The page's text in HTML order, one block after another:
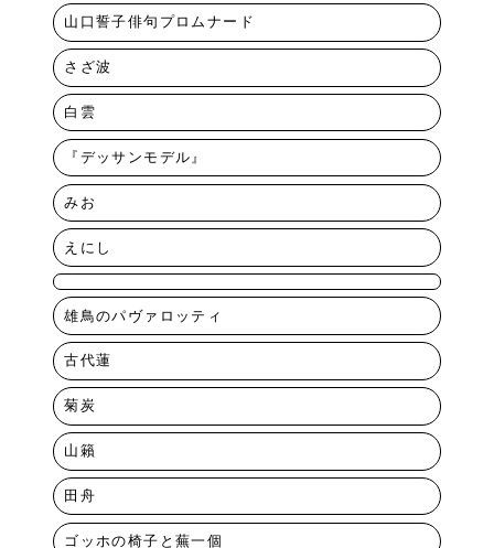
山口誓子俳句プロムナード
さざ波
白雲
『デッサンモデル』
みお
えにし
雄鳥のパヴァロッティ
古代蓮
菊炭
山籟
田舟
ゴッホの椅子と蕪一個